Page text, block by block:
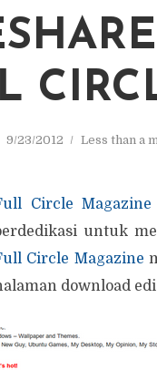
9/23/2012 Less than a
Circle Magazine
untuk
Circle Magazine
download